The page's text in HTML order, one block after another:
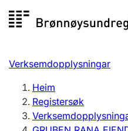
Registersøk
Aksjeselskap
Enkeltpersonføretak
Verksemdopplysningar
Heim
Registersøk